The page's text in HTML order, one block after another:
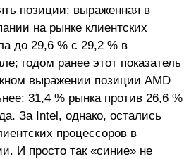
позиции: выраженная в
на рынке клиентских
до 29,6 % с 29,2 % в
годом ранее этот показатель
выражении позиции AMD
31,4 % рынка против 26,6 %
За Intel, однако, остались
процессоров в
И просто так «синие» не